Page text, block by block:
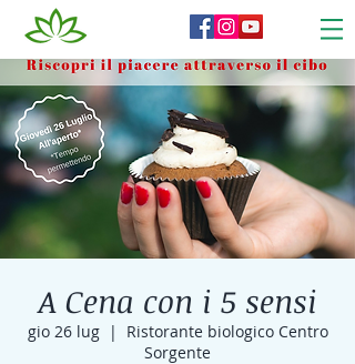
A Cena con i 5 sensi
gio 26 lug
  |
Ristorante biologico Centro
Sorgente